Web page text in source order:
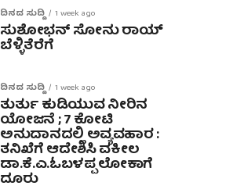
ದಿನದ ಸುದ್ದಿ 1 week ago
ಸುಶೋಭನ್ ಸೋನು ರಾಯ್
ಬೆಳ್ಳಿತೆರೆಗೆ
ದಿನದ ಸುದ್ದಿ 1 week ago
ತುರ್ತು ಕುಡಿಯುವ ನೀರಿನ
ಯೋಜನೆ ; 7 ಕೋಟಿ
ಅನುದಾನದಲ್ಲಿ ಅವ್ಯವಹಾರ :
ತನಿಖೆಗೆ ಆದೇಶಿಸಿ ವಕೀಲ
ಡಾ‌.ಕೆ.ಎ.ಓಬಳಪ್ಪ ಲೋಕಾಗೆ
ದೂರು